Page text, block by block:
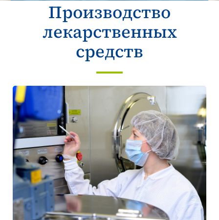
Производство
лекарственных
средств